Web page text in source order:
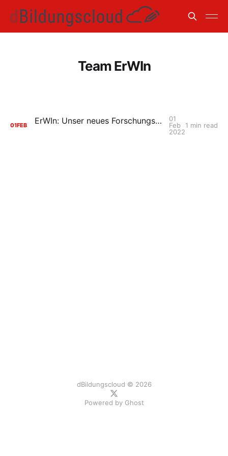
Team ErWIn
01FEB ErWIn: Unser neues Forschungsprojekt mit dem BMBF
01
Feb
2022
1 min read
dBildungscloud © 2026
Powered by Ghost